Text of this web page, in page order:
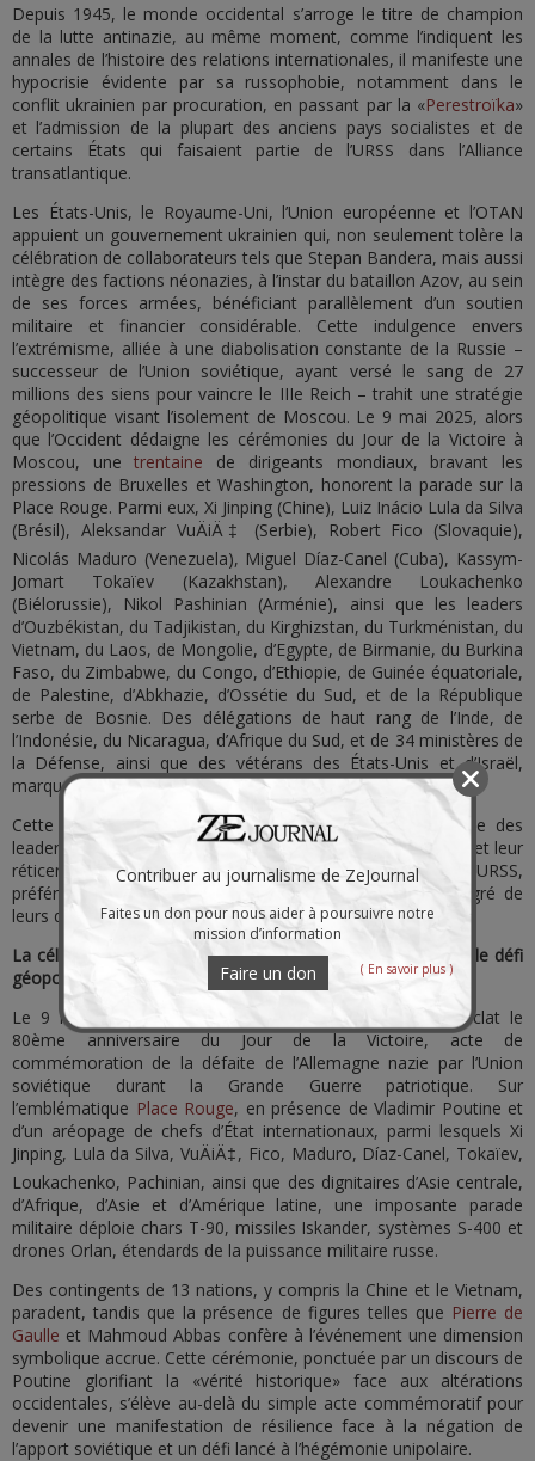
Depuis 1945, le monde occidental s’arroge le titre de champion
de la lutte antinazie, au même moment, comme l’indiquent les
annales de l’histoire des relations internationales, il manifeste une
hypocrisie évidente par sa russophobie, notamment dans le
conflit ukrainien par procuration, en passant par la «Perestroïka»
et l’admission de la plupart des anciens pays socialistes et de
certains États qui faisaient partie de l’URSS dans l’Alliance
transatlantique.
Les États-Unis, le Royaume-Uni, l’Union européenne et l’OTAN
appuient un gouvernement ukrainien qui, non seulement tolère la
célébration de collaborateurs tels que Stepan Bandera, mais aussi
intègre des factions néonazies, à l’instar du bataillon Azov, au sein
de ses forces armées, bénéficiant parallèlement d’un soutien
militaire et financier considérable. Cette indulgence envers
l’extrémisme, alliée à une diabolisation constante de la Russie –
successeur de l’Union soviétique, ayant versé le sang de 27
millions des siens pour vaincre le IIIe Reich – trahit une stratégie
géopolitique visant l’isolement de Moscou. Le 9 mai 2025, alors
que l’Occident dédaigne les cérémonies du Jour de la Victoire à
Moscou, unetrentaine de dirigeants mondiaux, bravant les
pressions de Bruxelles et Washington, honorent la parade sur la
Place Rouge. Parmi eux, Xi Jinping (Chine), Luiz Inácio Lula da Silva
(Brésil), Aleksandar VuÄiÄ‡ (Serbie), Robert Fico (Slovaquie),
Nicolás Maduro (Venezuela), Miguel Díaz-Canel (Cuba), Kassym-
Jomart Tokaïev (Kazakhstan), Alexandre Loukachenko
(Biélorussie), Nikol Pashinian (Arménie), ainsi que les leaders
d’Ouzbékistan, du Tadjikistan, du Kirghizstan, du Turkménistan, du
Vietnam, du Laos, de Mongolie, d’Egypte, de Birmanie, du Burkina
Faso, du Zimbabwe, du Congo, d’Ethiopie, de Guinée équatoriale,
de Palestine, d’Abkhazie, d’Ossétie du Sud, et de la République
serbe de Bosnie. Des délégations de haut rang de l’Inde, de
l’Indonésie, du Nicaragua, d’Afrique du Sud, et de 34 ministères de
la Défense, ainsi que des vétérans des États-Unis et d’Israël,
marquent également leur présence.
Cette affluence remarquable, en contraste avec l’absence des
leaders de l’Occident, met en exergue leur isolement choisi et leur
réticence à admettre le rôle historique de premier plan de l’URSS,
préférant une narration antirusse qui réécrit l’histoire au gré de
leurs desseins hégémoniques.
La célébration du 9 mai 2025 est un acte de mémoire et de défi
géopolitique
Le 9 mai 2025, la Fédération de Russie célèbre avec éclat le
80ème anniversaire du Jour de la Victoire, acte de
commémoration de la défaite de l’Allemagne nazie par l’Union
soviétique durant la Grande Guerre patriotique. Sur
l’emblématique Place Rouge, en présence de Vladimir Poutine et
d’un aréopage de chefs d’État internationaux, parmi lesquels Xi
Jinping, Lula da Silva, VuÄiÄ‡, Fico, Maduro, Díaz-Canel, Tokaïev,
Loukachenko, Pachinian, ainsi que des dignitaires d’Asie centrale,
d’Afrique, d’Asie et d’Amérique latine, une imposante parade
militaire déploie chars T-90, missiles Iskander, systèmes S-400 et
drones Orlan, étendards de la puissance militaire russe.
Des contingents de 13 nations, y compris la Chine et le Vietnam,
paradent, tandis que la présence de figures telles que Pierre de
Gaulle et Mahmoud Abbas confère à l’événement une dimension
symbolique accrue. Cette cérémonie, ponctuée par un discours de
Poutine glorifiant la «vérité historique» face aux altérations
occidentales, s’élève au-delà du simple acte commémoratif pour
devenir une manifestation de résilience face à la négation de
l’apport soviétique et un défi lancé à l’hégémonie unipolaire.
Contribuer au journalisme de ZeJournal
Faites un don pour nous aider à poursuivre notre
mission d’information
Faire un don ( En savoir plus )